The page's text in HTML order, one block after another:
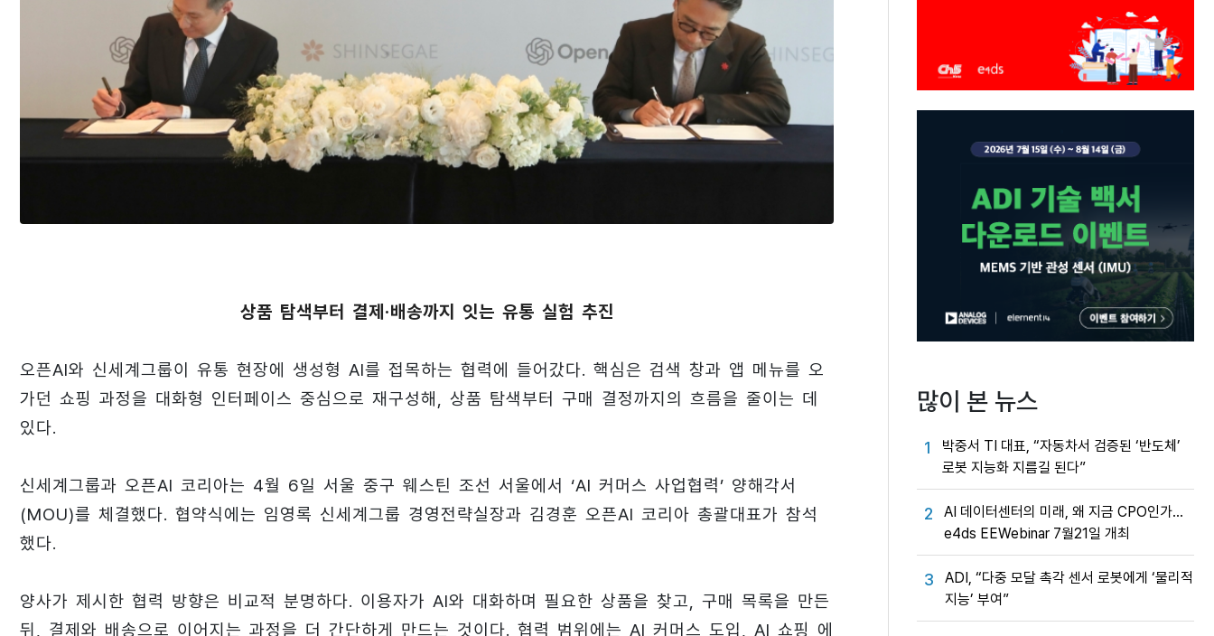
상품 탐색부터 결제·배송까지 잇는 유통 실험 추진
오픈AI와 신세계그룹이 유통 현장에 생성형 AI를 접목하는 협력에 들어갔다. 핵심은 검색 창과 앱 메뉴를 오
가던 쇼핑 과정을 대화형 인터페이스 중심으로 재구성해, 상품 탐색부터 구매 결정까지의 흐름을 줄이는 데
있다.
신세계그룹과 오픈AI 코리아는 4월 6일 서울 중구 웨스틴 조선 서울에서 ‘AI 커머스 사업협력’ 양해각서
(MOU)를 체결했다. 협약식에는 임영록 신세계그룹 경영전략실장과 김경훈 오픈AI 코리아 총괄대표가 참석
했다.
양사가 제시한 협력 방향은 비교적 분명하다. 이용자가 AI와 대화하며 필요한 상품을 찾고, 구매 목록을 만든
뒤, 결제와 배송으로 이어지는 과정을 더 간단하게 만드는 것이다. 협력 범위에는 AI 커머스 도입, AI 쇼핑 에
많이 본 뉴스
1
박중서 TI 대표, “자동차서 검증된 ‘반도체’
로봇 지능화 지름길 된다”
2
AI 데이터센터의 미래, 왜 지금 CPO인가…
e4ds EEWebinar 7월21일 개최
3
ADI, “다중 모달 촉각 센서 로봇에게 ‘물리적
지능’ 부여”